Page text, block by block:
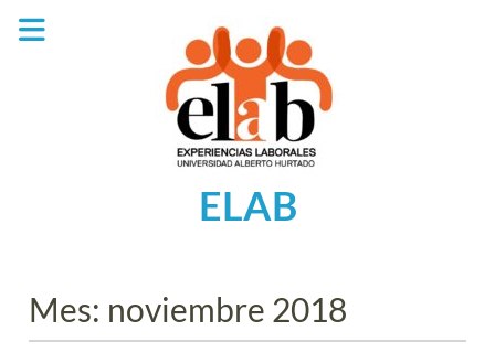
ELAB
Mes: noviembre 2018